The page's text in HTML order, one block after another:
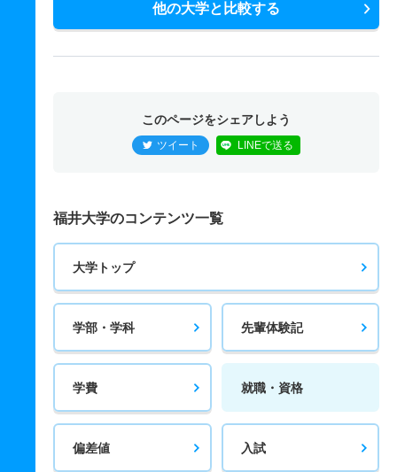
他の大学と比較する
このページをシェアしよう
ツイート LINEで送る
福井大学のコンテンツ一覧
大学トップ
学部・学科 先輩体験記
学費 就職・資格
偏差値 入試